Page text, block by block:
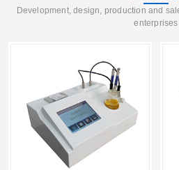
Development, design, production and
enterprises